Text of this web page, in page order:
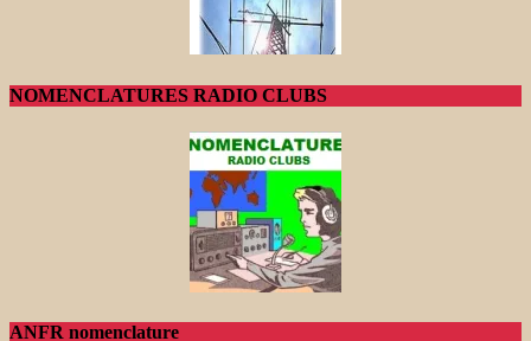
NOMENCLATURES RADIO CLUBS
ANFR nomenclature